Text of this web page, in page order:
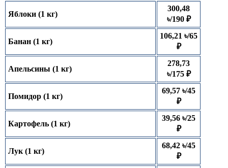
Яблоки (1 кг)
300,48
৳/190 ₽
Банан (1 кг)
106,21 ৳/65
₽
Апельсины (1 кг)
278,73
৳/175 ₽
Помидор (1 кг)
69,57 ৳/45
₽
Картофель (1 кг)
39,56 ৳/25
₽
Лук (1 кг)
68,42 ৳/45
₽